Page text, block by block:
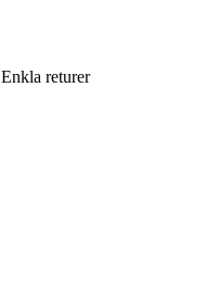
Enkla returer